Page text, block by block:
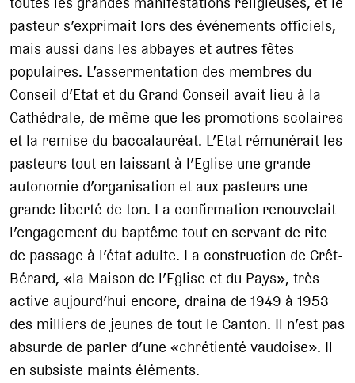
pasteur s’exprimait lors des événements officiels,
mais aussi dans les abbayes et autres fêtes
populaires. L’assermentation des membres du
Conseil d’Etat et du Grand Conseil avait lieu à la
Cathédrale, de même que les promotions scolaires
et la remise du baccalauréat. L’Etat rémunérait les
pasteurs tout en laissant à l’Eglise une grande
autonomie d’organisation et aux pasteurs une
grande liberté de ton. La confirmation renouvelait
l’engagement du baptême tout en servant de rite
de passage à l’état adulte. La construction de Crêt-
Bérard, «la Maison de l’Eglise et du Pays», très
active aujourd’hui encore, draina de 1949 à 1953
des milliers de jeunes de tout le Canton. Il n’est pas
absurde de parler d’une «chrétienté vaudoise». Il
en subsiste maints éléments.